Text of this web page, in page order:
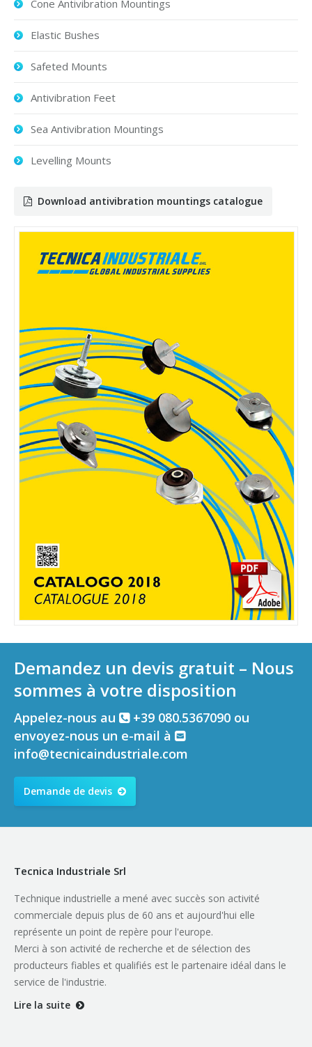
Cone Antivibration Mountings
Elastic Bushes
Safeted Mounts
Antivibration Feet
Sea Antivibration Mountings
Levelling Mounts
Download antivibration mountings catalogue
Demandez un devis gratuit – Nous
sommes à votre disposition
Appelez-nous au
+39 080.5367090 ou
envoyez-nous un e-mail à
info@tecnicaindustriale.com
Demande de devis
Tecnica Industriale Srl
Technique industrielle a mené avec succès son activité
commerciale depuis plus de 60 ans et aujourd'hui elle
représente un point de repère pour l'europe.
Merci à son activité de recherche et de sélection des
producteurs fiables et qualifiés est le partenaire idéal dans le
service de l'industrie.
Lire la suite